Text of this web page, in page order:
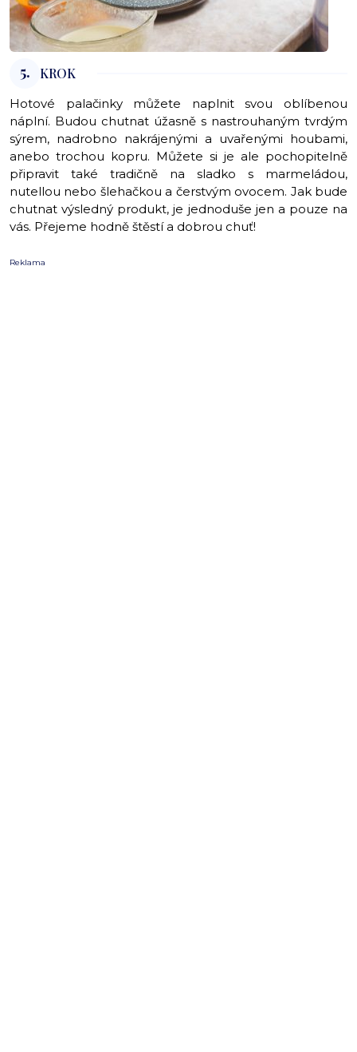
5. KROK
Hotové palačinky můžete naplnit svou oblíbenou
náplní. Budou chutnat úžasně s nastrouhaným tvrdým
sýrem, nadrobno nakrájenými a uvařenými houbami,
anebo trochou kopru. Můžete si je ale pochopitelně
připravit také tradičně na sladko s marmeládou,
nutellou nebo šlehačkou a čerstvým ovocem. Jak bude
chutnat výsledný produkt, je jednoduše jen a pouze na
vás. Přejeme hodně štěstí a dobrou chuť!
Reklama